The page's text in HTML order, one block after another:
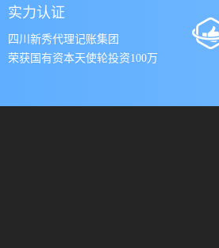
实力认证
四川新秀代理记账集团
荣获国有资本天使轮投资100万